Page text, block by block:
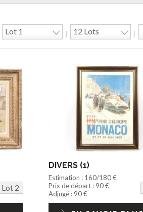
Lot 2
DIVERS (1)
Estimation : 160/180 €
Prix de départ : 90 €
Adjugé : 90 €